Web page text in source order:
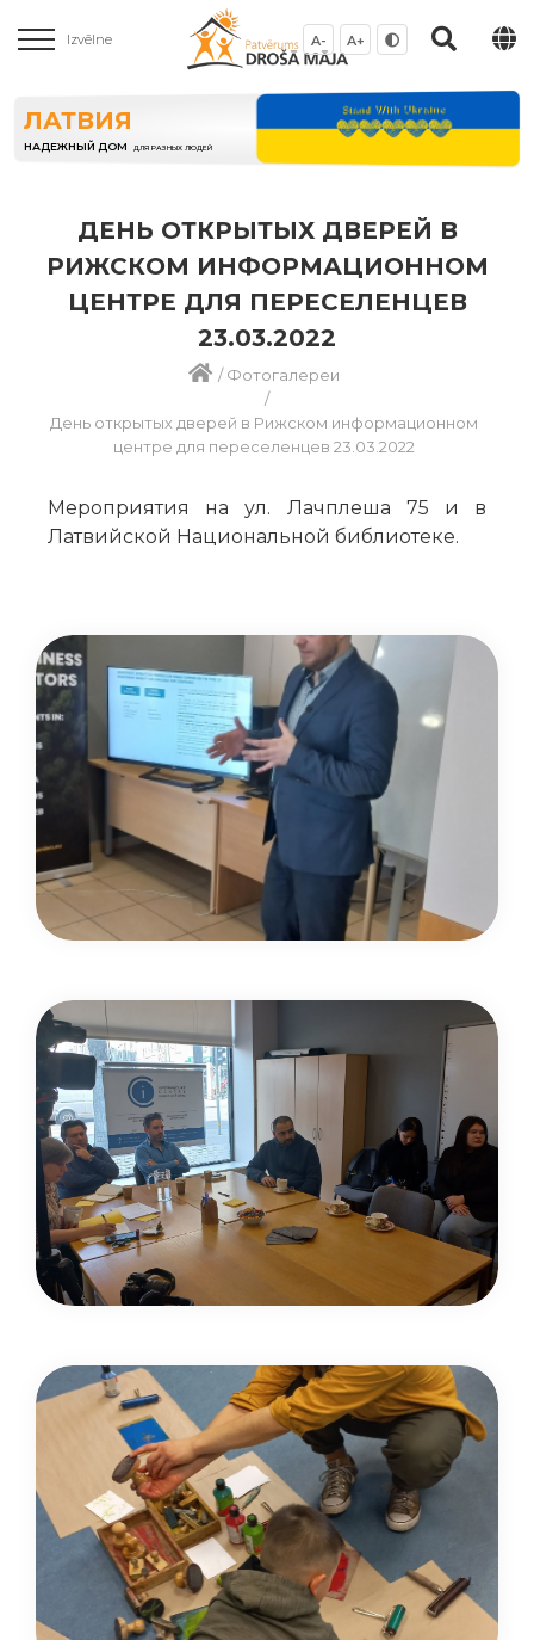
Izvēlne A- A+
ЛАТВИЯ
НАДЕЖНЫЙ ДОМ ДЛЯ РАЗНЫХ ЛЮДЕЙ
ДЕНЬ ОТКРЫТЫХ ДВЕРЕЙ В
РИЖСКОМ ИНФОРМАЦИОННОМ
ЦЕНТРЕ ДЛЯ ПЕРЕСЕЛЕНЦЕВ
23.03.2022
/Фотогалереи
/
День открытых дверей в Рижском информационном
центре для переселенцев 23.03.2022
Мероприятия на ул. Лачплеша 75 и в
Латвийской Национальной библиотеке.